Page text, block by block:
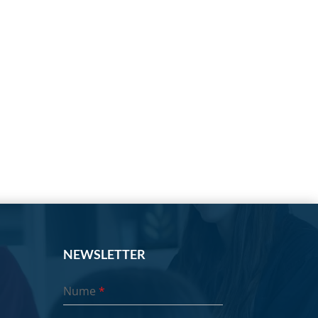
NEWSLETTER
Nume*